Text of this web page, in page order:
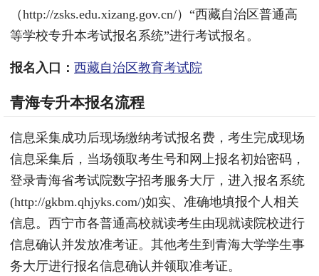
（http://zsks.edu.xizang.gov.cn/）“西藏自治区普通高
等学校专升本考试报名系统”进行考试报名。
报名入口： 西藏自治区教育考试院
青海专升本报名流程
信息采集成功后现场缴纳考试报名费，考生完成现场
信息采集后，当场领取考生号和网上报名初始密码，
登录青海省考试院数字招考服务大厅，进入报名系统
(http://gkbm.qhjyks.com/)如实、准确地填报个人相关
信息。西宁市各普通高校就读考生由现就读院校进行
信息确认并发放准考证。其他考生到青海大学学生事
务大厅进行报名信息确认并领取准考证。